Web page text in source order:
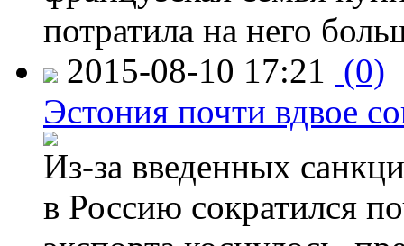
потратила на него
2015-08-10 17:21 (0)
Эстония почти вдвое
Из-за введенных
в Россию сократился